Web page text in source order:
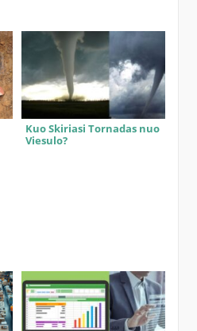
Kuo Skiriasi Tornadas nuo
Viesulo?